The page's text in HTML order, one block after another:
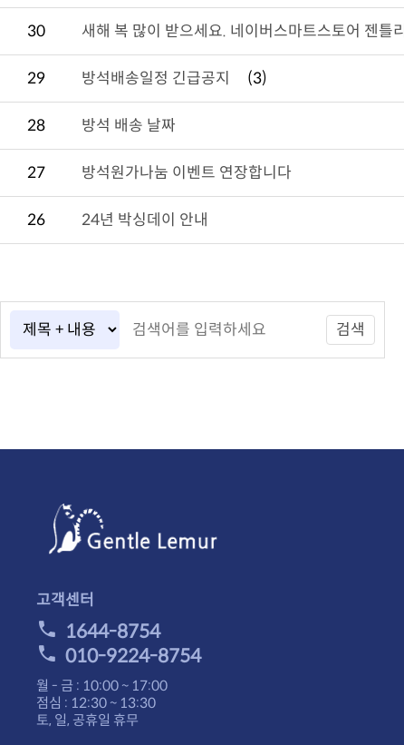
30 새해 복 많이 받으세요. 네이버스마트스토어 젠틀
29 방석배송일정 긴급공지 (3)
28 방석 배송 날짜
27 방석원가나눔 이벤트 연장합니다
26 24년 박싱데이 안내
검색
고객센터
1644-8754
010-9224-8754
월 - 금 : 10:00 ~ 17:00
점심 : 12:30 ~ 13:30
토, 일, 공휴일 휴무